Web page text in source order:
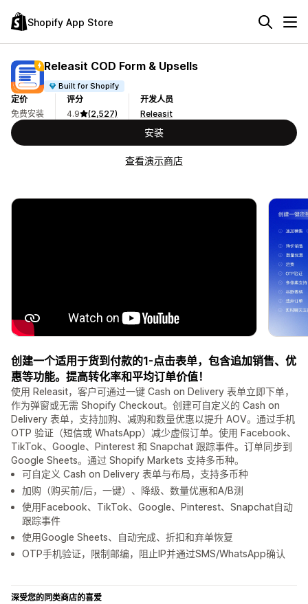
Shopify App Store
Releasit COD Form & Upsells
Built for Shopify
定价
免费安装
评分
4.9
(2,527)
开发人员
Releasit
安装
查看演示商店
创建一个适用于货到付款的1-点击表单，包含追加销售、优
惠等功能。提高转化率和平均订单价值！
使用 Releasit，客户可通过一键 Cash on Delivery 表单立即下单，
作为弹窗或无需 Shopify Checkout。创建可自定义的 Cash on
Delivery 表单，支持加购、减购和数量优惠以提升 AOV。通过手机
OTP 验证（短信或 WhatsApp）减少虚假订单。使用 Facebook、
TikTok、Google、Pinterest 和 Snapchat 跟踪事件。订单同步到
Google Sheets。通过 Shopify Markets 支持多币种。
可自定义 Cash on Delivery 表单与布局，支持多币种
加购（购买前/后，一键）、降级、数量优惠和A/B测
使用Facebook、TikTok、Google、Pinterest、Snapchat自动
跟踪事件
使用Google Sheets、自动完成、折扣和弃单恢复
OTP手机验证，限制邮编，阻止IP并通过SMS/WhatsApp确认
深受您的同类商店的喜爱